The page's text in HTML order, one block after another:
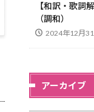
【和訳・歌詞
（調和）
2024年12月
アーカイブ